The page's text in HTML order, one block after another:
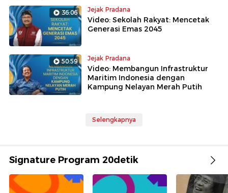
36:06 Jejak Pradana
Video: Sekolah Rakyat: Mencetak
Generasi Emas 2045
50:59 Jejak Pradana
Video: Membangun Infrastruktur
Maritim Indonesia dengan
Kampung Nelayan Merah Putih
Selengkapnya
Signature Program 20detik